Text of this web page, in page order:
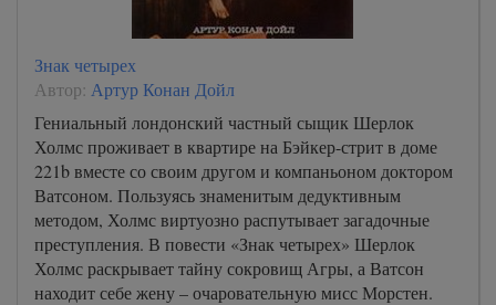
Знак четырех
Автор: Артур Конан Дойл
Гениальный лондонский частный сыщик Шерлок
Холмс проживает в квартире на Бэйкер-стрит в доме
221b вместе со своим другом и компаньоном доктором
Ватсоном. Пользуясь знаменитым дедуктивным
методом, Холмс виртуозно распутывает загадочные
преступления. В повести «Знак четырех» Шерлок
Холмс раскрывает тайну сокровищ Агры, а Ватсон
находит себе жену – очаровательную мисс Морстен.